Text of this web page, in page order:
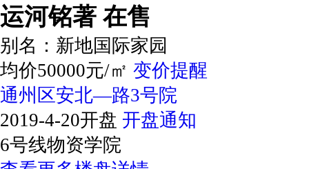
运河铭著 在售
别名： 新地国际家园
均价50000元/㎡ 变价提醒
通州区安北—路3号院
2019-4-20开盘 开盘通知
6号线物资学院